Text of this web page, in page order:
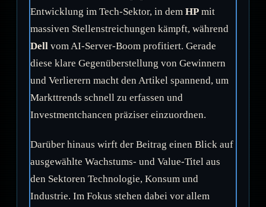
Entwicklung im Tech-Sektor, in dem HP mit
massiven Stellenstreichungen kämpft, während
Dell vom AI-Server-Boom profitiert. Gerade
diese klare Gegenüberstellung von Gewinnern
und Verlierern macht den Artikel spannend, um
Markttrends schnell zu erfassen und
Investmentchancen präziser einzuordnen.
Darüber hinaus wirft der Beitrag einen Blick auf
ausgewählte Wachstums- und Value-Titel aus
den Sektoren Technologie, Konsum und
Industrie. Im Fokus stehen dabei vor allem